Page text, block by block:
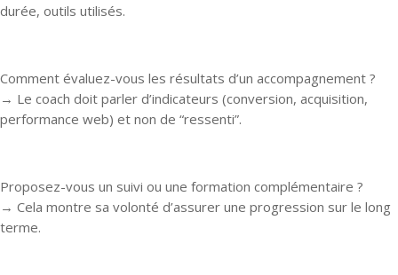
durée, outils utilisés.
Comment évaluez-vous les résultats d’un accompagnement ?
→ Le coach doit parler d’indicateurs (conversion, acquisition,
performance web) et non de “ressenti”.
Proposez-vous un suivi ou une formation complémentaire ?
→ Cela montre sa volonté d’assurer une progression sur le long
terme.